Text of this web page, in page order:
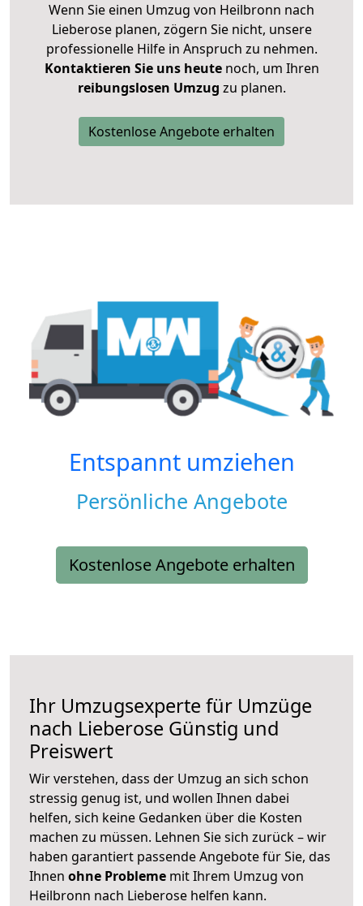
Wenn Sie einen Umzug von Heilbronn nach
Lieberose planen, zögern Sie nicht, unsere
professionelle Hilfe in Anspruch zu nehmen.
Kontaktieren Sie uns heutenoch, um Ihren
reibungslosen Umzug zu planen.
Kostenlose Angebote erhalten
Entspannt umziehen
Persönliche Angebote
Kostenlose Angebote erhalten
Ihr Umzugsexperte für Umzüge
nach Lieberose Günstig und
Preiswert
Wir verstehen, dass der Umzug an sich schon
stressig genug ist, und wollen Ihnen dabei
helfen, sich keine Gedanken über die Kosten
machen zu müssen. Lehnen Sie sich zurück – wir
haben garantiert passende Angebote für Sie, das
Ihnen ohne Probleme mit Ihrem Umzug von
Heilbronn nach Lieberose helfen kann.